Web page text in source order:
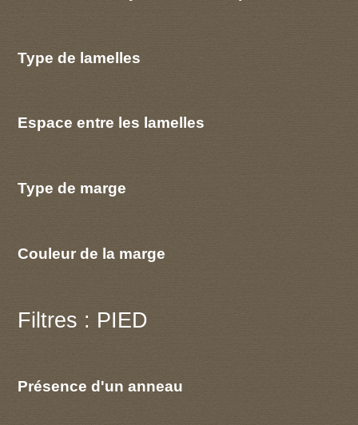
Type de lamelles
Espace entre les lamelles
Type de marge
Couleur de la marge
Filtres : PIED
Présence d'un anneau